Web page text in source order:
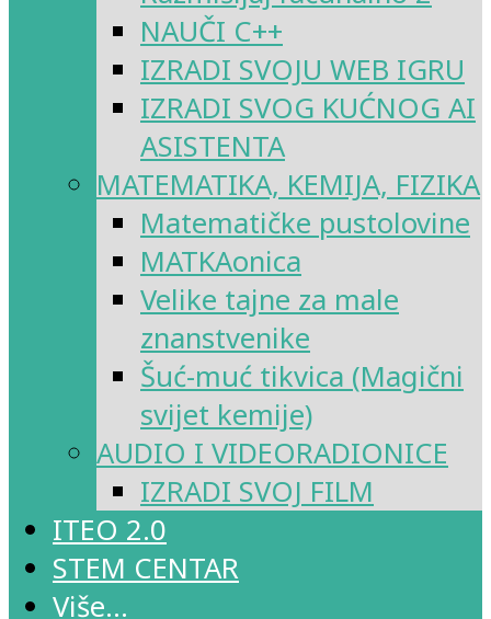
NAUČI C++
IZRADI SVOJU WEB IGRU
IZRADI SVOG KUĆNOG AI
ASISTENTA
MATEMATIKA, KEMIJA, FIZIKA
Matematičke pustolovine
MATKAonica
Velike tajne za male
znanstvenike
Šuć-muć tikvica (Magični
svijet kemije)
AUDIO I VIDEORADIONICE
IZRADI SVOJ FILM
ITEO 2.0
STEM CENTAR
Više…